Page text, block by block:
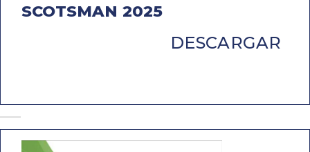
SCOTSMAN 2025
DESCARGAR